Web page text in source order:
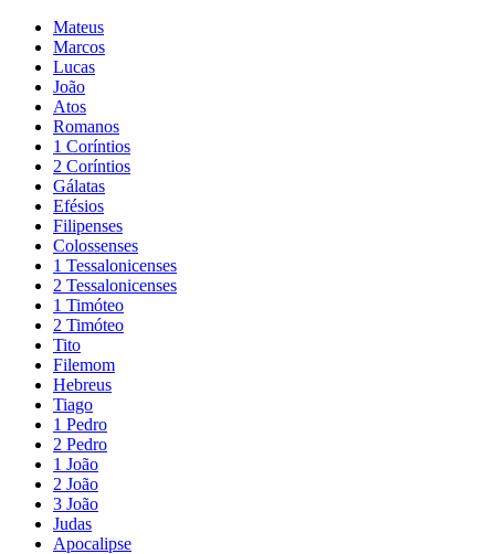
Mateus
Marcos
Lucas
João
Atos
Romanos
1 Coríntios
2 Coríntios
Gálatas
Efésios
Filipenses
Colossenses
1 Tessalonicenses
2 Tessalonicenses
1 Timóteo
2 Timóteo
Tito
Filemom
Hebreus
Tiago
1 Pedro
2 Pedro
1 João
2 João
3 João
Judas
Apocalipse